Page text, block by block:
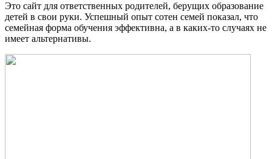
Это сайт для ответственных родителей, берущих образование
детей в свои руки. Успешный опыт сотен семей показал, что
семейная форма обучения эффективна, а в каких-то случаях не
имеет альтернативы.